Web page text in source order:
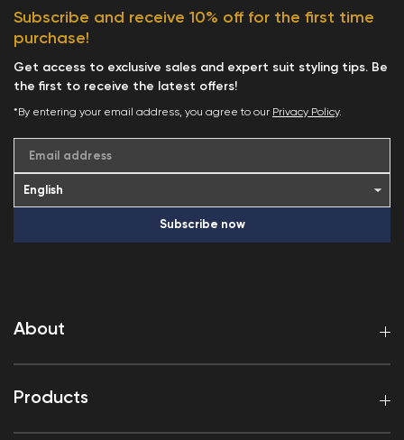
About
Products
Subscribe and receive 10% off for the first time
purchase!
Get access to exclusive sales and expert suit styling tips. Be
the first to receive the latest offers!
*By entering your email address, you agree to our Privacy Policy.
Email address
Subscribe now